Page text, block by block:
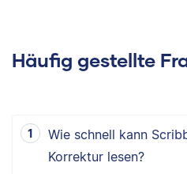
Häufig gestellte
Wie schnell kann
Korrektur lesen?